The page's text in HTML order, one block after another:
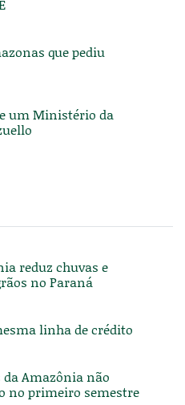
que pediu
um Ministério da
reduz chuvas e
no Paraná
linha de crédito
da Amazônia não
no primeiro semestre